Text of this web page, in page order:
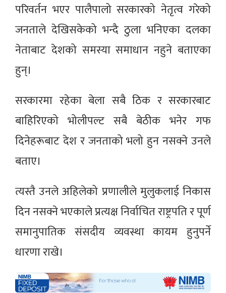
परिवर्तन भएर पालैपालो सरकारको नेतृत्व गरेको
जनताले देखिसकेको भन्दै ठुला भनिएका दलका
नेताबाट देशको समस्या समाधान नहुने बताएका
हुन्।
सरकारमा रहेका बेला सबै ठिक र सरकारबाट
बाहिरिएको भोलीपल्ट सबै बेठीक भनेर गफ
दिनेहरूबाट देश र जनताको भलो हुन नसक्ने उनले
बताए।
त्यस्तै उनले अहिलेको प्रणालीले मुलुकलाई निकास
दिन नसक्ने भएकाले प्रत्यक्ष निर्वाचित राष्ट्रपति र पूर्ण
समानुपातिक संसदीय व्यवस्था कायम हुनुपर्ने
धारणा राखे।